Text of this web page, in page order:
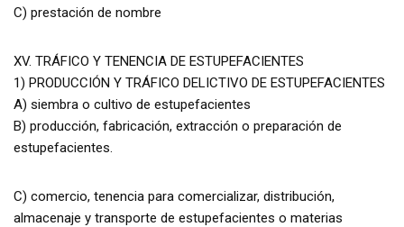
C) prestación de nombre
XV. TRÁFICO Y TENENCIA DE ESTUPEFACIENTES
1) PRODUCCIÓN Y TRÁFICO DELICTIVO DE ESTUPEFACIENTES
A) siembra o cultivo de estupefacientes
B) producción, fabricación, extracción o preparación de
estupefacientes.
C) comercio, tenencia para comercializar, distribución,
almacenaje y transporte de estupefacientes o materias